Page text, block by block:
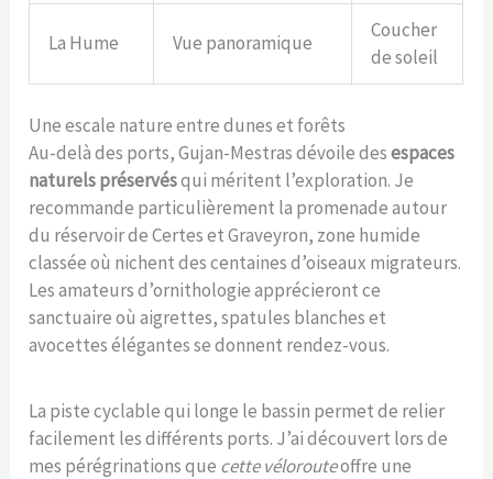
La Hume Vue panoramique
Coucher
de soleil
Une escale nature entre dunes et forêts
Au-delà des ports, Gujan-Mestras dévoile desespaces
naturels préservésqui méritent l’exploration. Je
recommande particulièrement la promenade autour
du réservoir de Certes et Graveyron, zone humide
classée où nichent des centaines d’oiseaux migrateurs.
Les amateurs d’ornithologie apprécieront ce
sanctuaire où aigrettes, spatules blanches et
avocettes élégantes se donnent rendez-vous.
La piste cyclable qui longe le bassin permet de relier
facilement les différents ports. J’ai découvert lors de
mes pérégrinations que cette vélorouteoffre une